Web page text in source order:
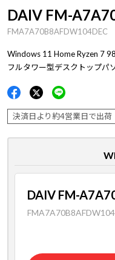
DAIV FM-
FMA7A70B8AFDW104DEC
Windows 11 Home Ryzen 7
フルタワー型デスクトップパ
決済日より約4営業日で出荷
DAIV FM-